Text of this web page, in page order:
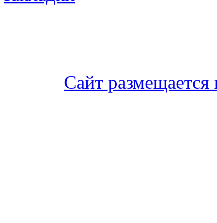
Сайт размещается